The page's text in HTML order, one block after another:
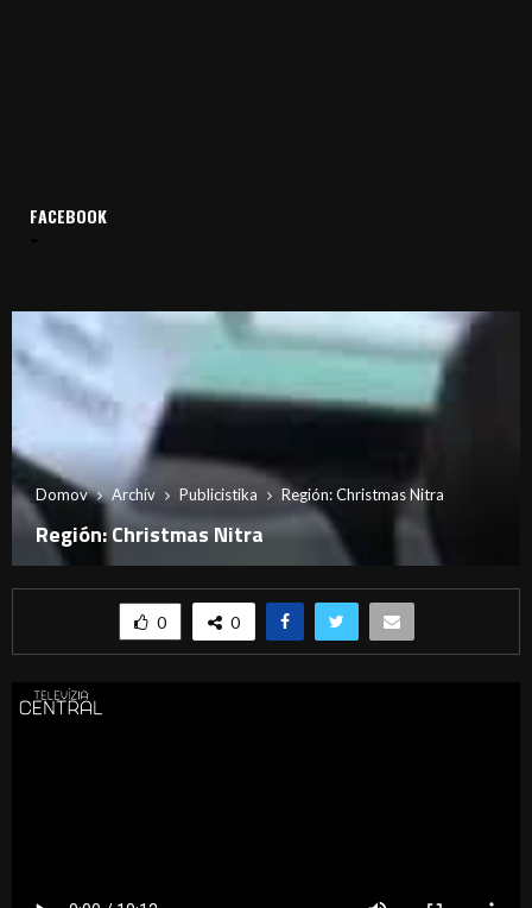
Domov Archív Publicistika Región: Christmas Nitra
Región: Christmas Nitra
0 0
FACEBOOK